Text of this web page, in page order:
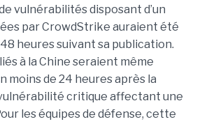
vulnérabilités disposant d’un
par CrowdStrike auraient été
heures suivant sa publication.
à la Chine seraient même
moins de 24 heures après la
critique affectant une
les équipes de défense, cette